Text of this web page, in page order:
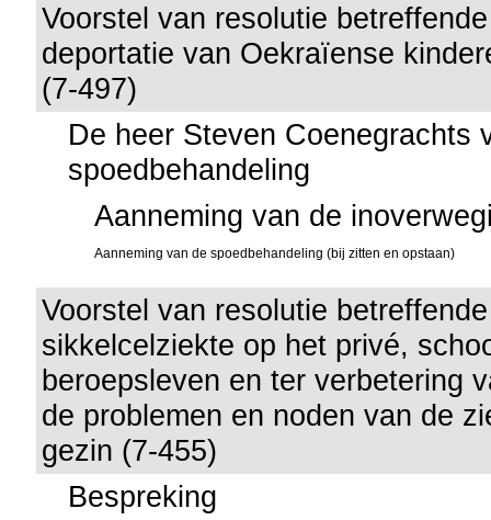
Voorstel van resolutie
deportatie van Oekraïense
(7-497)
De heer Steven Coenegrachts
spoedbehandeling
Aanneming van de
Aanneming van de spoedbehandeling (bij zitten en opstaan)
Voorstel van resolutie
sikkelcelziekte op het privé,
beroepsleven en ter verbetering
de problemen en noden van de
gezin (7-455)
Bespreking